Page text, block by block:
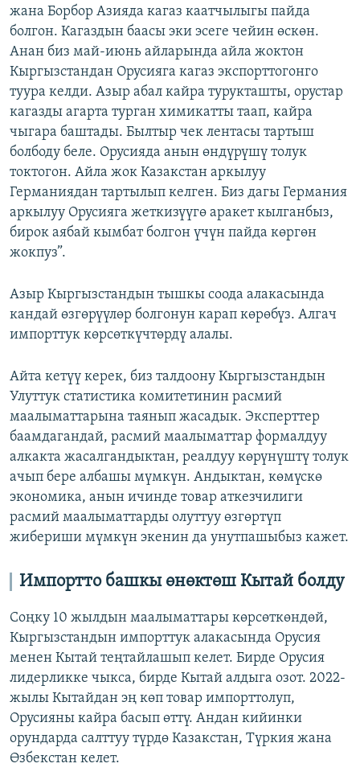
жана Борбор Азияда кагаз каатчылыгы пайда
болгон. Кагаздын баасы эки эсеге чейин өскөн.
Анан биз май-июнь айларында айла жоктон
Кыргызстандан Орусияга кагаз экспорттогонго
туура келди. Азыр абал кайра турукташты, орустар
кагазды агарта турган химикатты таап, кайра
чыгара баштады. Былтыр чек лентасы тартыш
болбоду беле. Орусияда анын өндүрүшү толук
токтогон. Айла жок Казакстан аркылуу
Германиядан тартылып келген. Биз дагы Германия
аркылуу Орусияга жеткизүүгө аракет кылганбыз,
бирок аябай кымбат болгон үчүн пайда көргөн
жокпуз”.
Азыр Кыргызстандын тышкы соода алакасында
кандай өзгөрүүлөр болгонун карап көрөбүз. Алгач
импорттук көрсөткүчтөрдү алалы.
Айта кетүү керек, биз талдоону Кыргызстандын
Улуттук статистика комитетинин расмий
маалыматтарына таянып жасадык. Эксперттер
баамдагандай, расмий маалыматтар формалдуу
алкакта жасалгандыктан, реалдуу көрүнүштү толук
ачып бере албашы мүмкүн. Андыктан, көмүскө
экономика, анын ичинде товар аткезчилиги
расмий маалыматтарды олуттуу өзгөртүп
жибериши мүмкүн экенин да унутпашыбыз кажет.
Импортто башкы өнөктөш Кытай болду
Соңку 10 жылдын маалыматтары көрсөткөндөй,
Кыргызстандын импорттук алакасында Орусия
менен Кытай теңтайлашып келет. Бирде Орусия
лидерликке чыкса, бирде Кытай алдыга озот. 2022-
жылы Кытайдан эң көп товар импорттолуп,
Орусияны кайра басып өттү. Андан кийинки
орундарда салттуу түрдө Казакстан, Түркия жана
Өзбекстан келет.